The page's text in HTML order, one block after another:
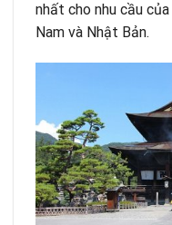
nhất cho nhu cầu
Nam và Nhật Bản.